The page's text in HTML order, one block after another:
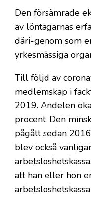
Den försämrade
av löntagarnas
däri-genom som
yrkesmässiga
Till följd av
medlemskap i
2019. Andelen
procent. Den
pågått sedan
blev också
att han eller hon